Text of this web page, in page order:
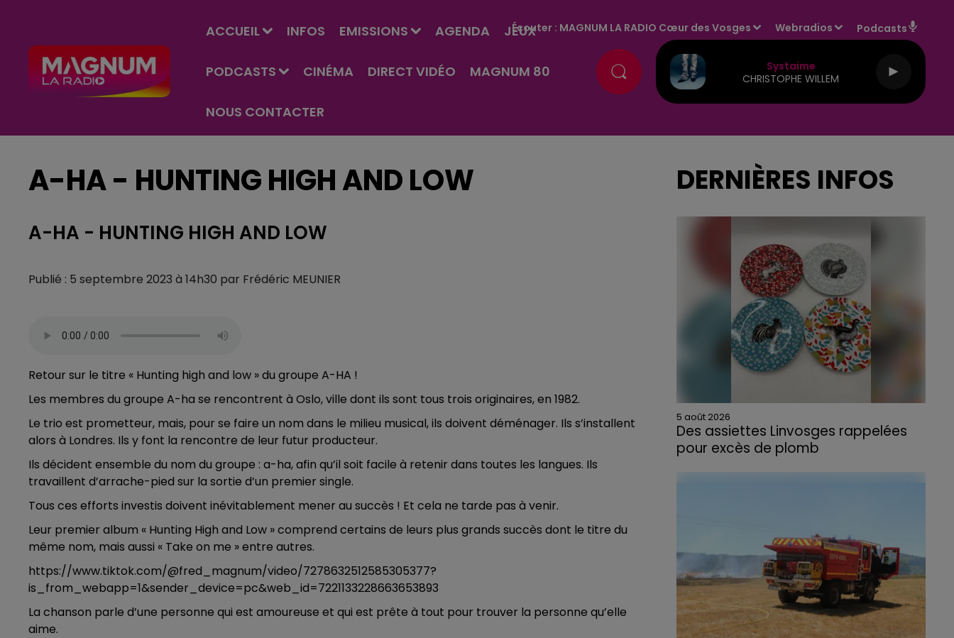
ACCUEIL INFOS EMISSIONS AGENDA JEUX
PODCASTS CINÉMA DIRECT VIDÉO MAGNUM 80
NOUS CONTACTER
Écouter : MAGNUM LA RADIO Cœur des Vosges Webradios Podcasts
Systaime
CHRISTOPHE WILLEM
A-HA - HUNTING HIGH AND LOW
A-HA - HUNTING HIGH AND LOW
Publié : 5 septembre 2023 à 14h30 par Frédéric MEUNIER
Retour sur le titre « Hunting high and low » du groupe A-HA !
Les membres du groupe A-ha se rencontrent à Oslo, ville dont ils sont tous trois originaires, en 1982.
Le trio est prometteur, mais, pour se faire un nom dans le milieu musical, ils doivent déménager. Ils s’installent
alors à Londres. Ils y font la rencontre de leur futur producteur.
Ils décident ensemble du nom du groupe : a-ha, afin qu’il soit facile à retenir dans toutes les langues. Ils
travaillent d’arrache-pied sur la sortie d’un premier single.
Tous ces efforts investis doivent inévitablement mener au succès ! Et cela ne tarde pas à venir.
Leur premier album « Hunting High and Low » comprend certains de leurs plus grands succès dont le titre du
même nom, mais aussi « Take on me » entre autres.
https://www.tiktok.com/@fred_magnum/video/7278632512585305377?
is_from_webapp=1&sender_device=pc&web_id=7221133228663653893
La chanson parle d’une personne qui est amoureuse et qui est prête à tout pour trouver la personne qu’elle
aime.
DERNIÈRES INFOS
5 août 2026
Des assiettes Linvosges rappelées
pour excès de plomb